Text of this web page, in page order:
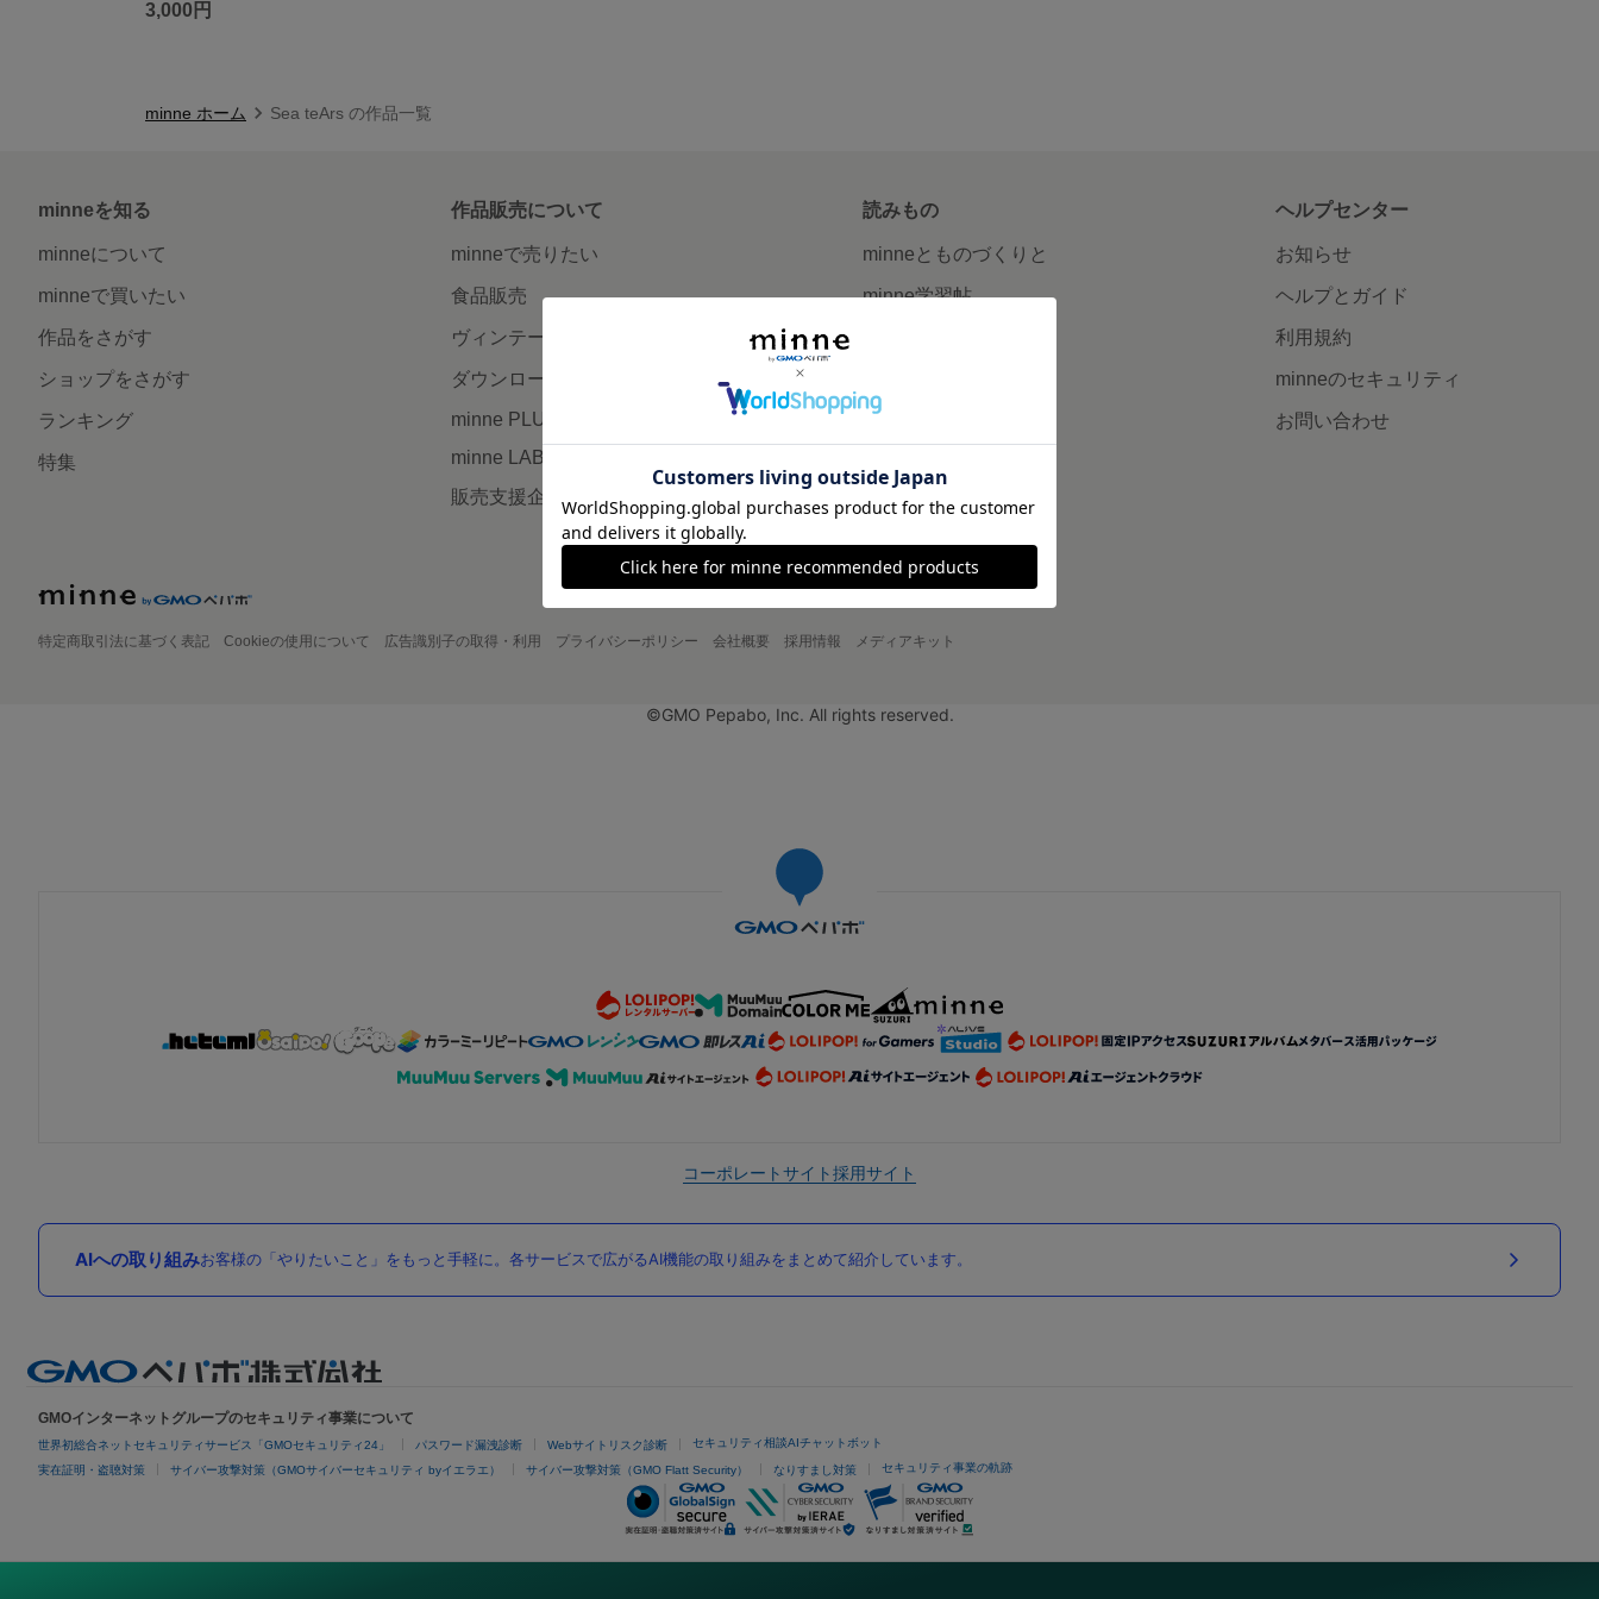
3,000円
minne ホーム Sea teArs の作品一覧
minneを知る
minneについて
minneで買いたい
作品をさがす
ショップをさがす
ランキング
特集
作品販売について
minneで売りたい
食品販売
ヴィンテージ販売
ダウンロード販売
minne PLUS
minne LAB
販売支援企画・イベント
読みもの
minneとものづくりと
minne学習帖
広告出稿について
ヘルプセンター
お知らせ
ヘルプとガイド
利用規約
minneのセキュリティ
お問い合わせ
特定商取引法に基づく表記 Cookieの使用について 広告識別子の取得・利用 プライバシーポリシー 会社概要 採用情報 メディアキット
©GMO Pepabo, Inc. All rights reserved.
コーポレートサイト採用サイト
AIへの取り組みお客様の「やりたいこと」をもっと手軽に。各サービスで広がるAI機能の取り組みをまとめて紹介しています。
GMOインターネットグループのセキュリティ事業について
世界初総合ネットセキュリティサービス「GMOセキュリティ24」 パスワード漏洩診断 Webサイトリスク診断 セキュリティ相談AIチャットボット
実在証明・盗聴対策 サイバー攻撃対策（GMOサイバーセキュリティ byイエラエ） サイバー攻撃対策（GMO Flatt Security） なりすまし対策 セキュリティ事業の軌跡